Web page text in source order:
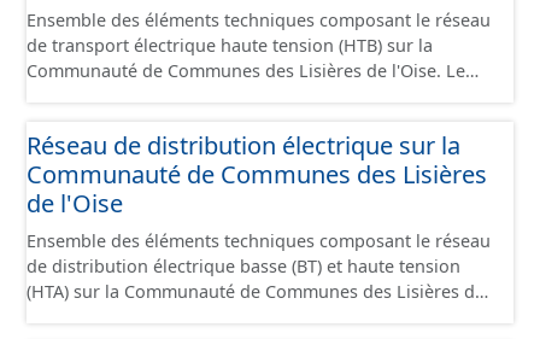
Ensemble des éléments techniques composant le réseau
de transport électrique haute tension (HTB) sur la
Communauté de Communes des Lisières de l'Oise. Le
que les pylones de support.
Réseau de distribution électrique sur la
Communauté de Communes des Lisières
de l'Oise
Ensemble des éléments techniques composant le réseau
de distribution électrique basse (BT) et haute tension
(HTA) sur la Communauté de Communes des Lisières de